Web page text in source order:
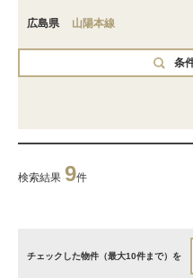
広島県 山陽本線
条
検索結果 9件
チェックした物件（最大10件まで）を